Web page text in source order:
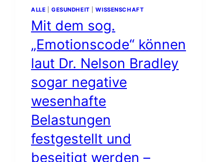
ALLE GESUNDHEIT |WISSENSCHAFT
Mit dem sog.
„Emotionscode“ können
laut Dr. Nelson Bradley
sogar negative
wesenhafte
Belastungen
festgestellt und
beseitigt werden –